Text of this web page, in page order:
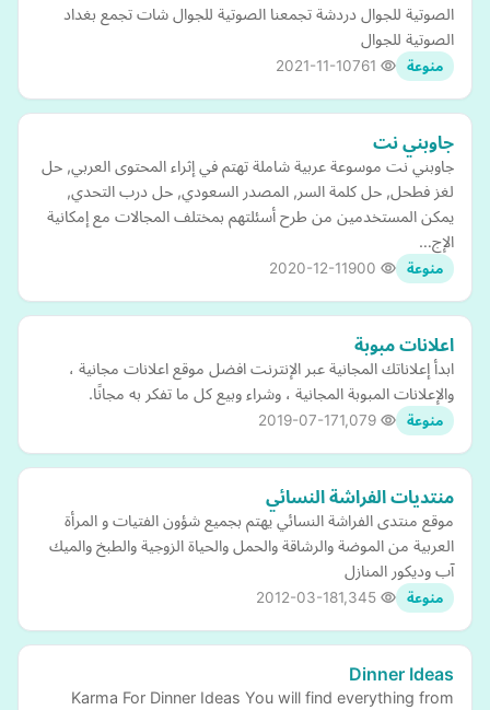
الصوتية للجوال دردشة تجمعنا الصوتية للجوال شات تجمع بغداد
الصوتية للجوال
منوعة 2021-11-10
جاوبني نت
جاوبني نت موسوعة عربية شاملة تهتم في إثراء المحتوى العربي, حل
لغز فطحل, حل كلمة السر, المصدر السعودي, حل درب التحدي,
يمكن المستخدمين من طرح أسئلتهم بمختلف المجالات مع إمكانية
الإج…
منوعة 2020-12-11
اعلانات مبوبة
ابدأ إعلاناتك المجانية عبر الإنترنت افضل موقع اعلانات مجانية ،
والإعلانات المبوبة المجانية ، وشراء وبيع كل ما تفكر به مجانًا.
منوعة 2019-07-17
منتديات الفراشة النسائي
موقع منتدى الفراشة النسائي يهتم بجميع شؤون الفتيات و المرأة
العربية من الموضة والرشاقة والحمل والحياة الزوجية والطبخ والميك
آب وديكور المنازل
منوعة 2012-03-18
Dinner Ideas
Karma For Dinner Ideas You will find everything from